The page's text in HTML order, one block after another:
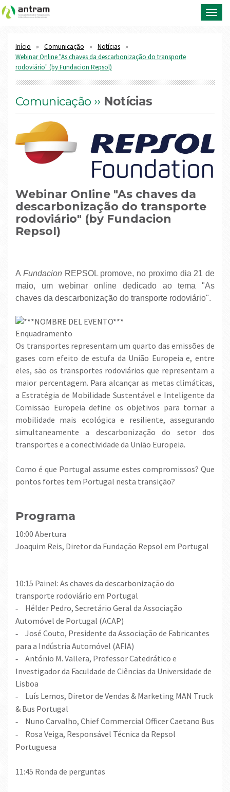
Início Comunicação
Notícias
Webinar Online "As chaves da descarbonização do transporte
rodoviário" (by Fundacion Repsol)
Comunicação ›› Notícias
Webinar Online "As chaves da
descarbonização do transporte
rodoviário" (by Fundacion
Repsol)
A FundacionREPSOL promove, no proximo dia 21 de
maio, um webinar online dedicado ao tema "As
chaves da descarbonização do transporte rodoviário".
Enquadramento
Os transportes representam um quarto das emissões de
gases com efeito de estufa da União Europeia e, entre
eles, são os transportes rodoviários que representam a
maior percentagem. Para alcançar as metas climáticas,
a Estratégia de Mobilidade Sustentável e Inteligente da
Comissão Europeia define os objetivos para tornar a
mobilidade mais ecológica e resiliente, assegurando
simultaneamente a descarbonização do setor dos
transportes e a conectividade da União Europeia.
Como é que Portugal assume estes compromissos? Que
pontos fortes tem Portugal nesta transição?
Programa
10:00 Abertura
Joaquim Reis, Diretor da Fundação Repsol em Portugal
10:15 Painel: As chaves da descarbonização do
transporte rodoviário em Portugal
-
Hélder Pedro, Secretário Geral da Associação
Automóvel de Portugal (ACAP)
-
José Couto, Presidente da Associação de Fabricantes
para a Indústria Automóvel (AFIA)
-
António M. Vallera, Professor Catedrático e
Investigador da Faculdade de Ciências da Universidade de
Lisboa
-
Luís Lemos, Diretor de Vendas & Marketing MAN Truck
& Bus Portugal
- Nuno Carvalho, Chief Commercial Officer Caetano Bus
-
Rosa Veiga, Responsável Técnica da Repsol
Portuguesa
11:45 Ronda de perguntas